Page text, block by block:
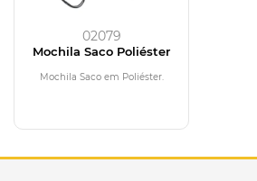
02079
Mochila Saco Poliéster
Mochila Saco em Poliéster.